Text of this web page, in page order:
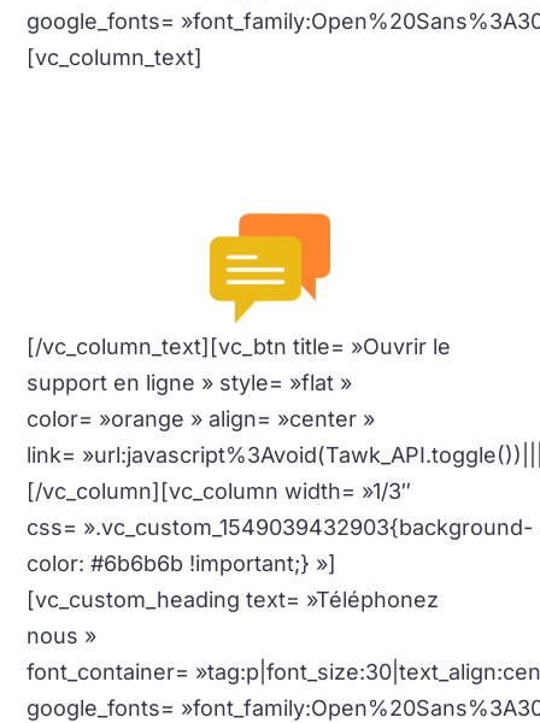
google_fonts=
[vc_column_text]
[/vc_column_text][vc_btn title= »Ouvrir le
support en ligne » style= »flat »
color= »orange » align= »center »
link=
[/vc_column][vc_column width= »1/3″
css= ».vc_custom_1549039432903{background-
color: #6b6b6b !important;} »]
[vc_custom_heading text= »Téléphonez
nous »
font_container=
google_fonts=